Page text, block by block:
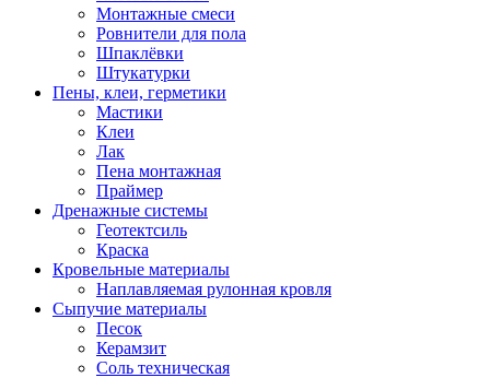
Монтажные смеси
Ровнители для пола
Шпаклёвки
Штукатурки
Пены, клеи, герметики
Мастики
Клеи
Лак
Пена монтажная
Праймер
Дренажные системы
Геотектсиль
Краска
Кровельные материалы
Наплавляемая рулонная кровля
Сыпучие материалы
Песок
Керамзит
Соль техническая